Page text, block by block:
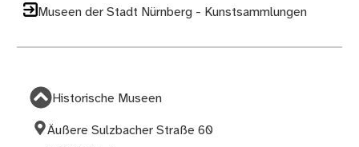
Museen der Stadt Nürnberg - Kunstsammlungen
Historische Museen
Äußere Sulzbacher Straße 60